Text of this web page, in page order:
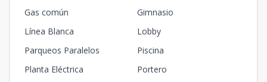
Gas común
Gimnasio
Línea Blanca
Lobby
Parqueos Paralelos
Piscina
Planta Eléctrica
Portero